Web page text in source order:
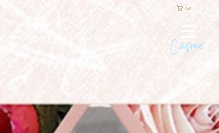
Cart
Casme